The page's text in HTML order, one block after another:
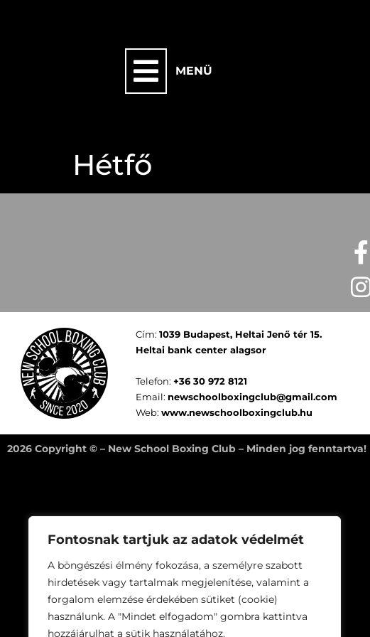
Fontosnak tartjuk az adatok védelmét
A böngészési élmény fokozása, a személyre szabott
hirdetések vagy tartalmak megjelenítése, valamint a
forgalom elemzése érdekében sütiket (cookie)
használunk. A "Mindet elfogadom" gombra kattintva
hozzájárulhat a sütik használatához.
MENÜ
Hétfő
Cím:1039 Budapest, Heltai Jenő tér 15.
Heltai bank center alagsor
Telefon:+36 30 972 8121
Email: newschoolboxingclub@gmail.com
Web:www.newschoolboxingclub.hu
2026 Copyright © – New School Boxing Club – Minden jog fenntartva!